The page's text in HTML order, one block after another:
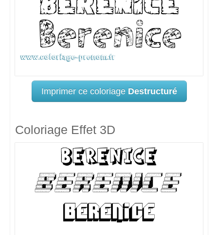
Imprimer ce coloriage Destructuré
Coloriage Effet 3D